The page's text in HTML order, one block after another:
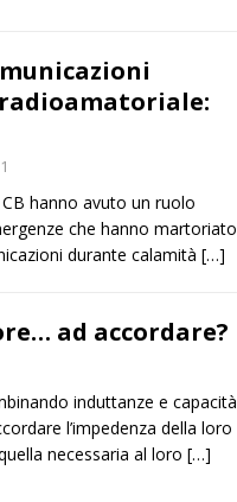
hanno avuto un ruolo
che hanno martoriato
durante calamità […]
ad accordare?
induttanze e capacità
l’impedenza della loro
necessaria al loro […]